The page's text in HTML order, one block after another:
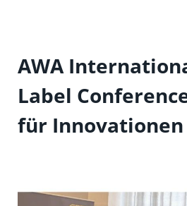
AWA
Label
für Innovationen